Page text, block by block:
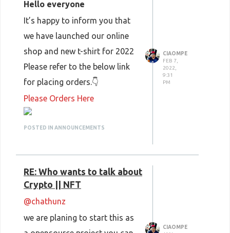
the community.
platform for learning, so
Participate in
discussions
You can engage with
other members of the
community by
Hello everyone
It’s happy to inform you that
we have launched our online
shop and new t-shirt for 2022
Please refer to the below link
for placing orders.👇
Please Orders Here
POSTED IN ANNOUNCEMENTS
CIAOMPE
FEB 7,
2022,
9:31
PM
RE: Who wants to talk about
Crypto || NFT
@chathunz
we are planing to start this as
CIAOMPE